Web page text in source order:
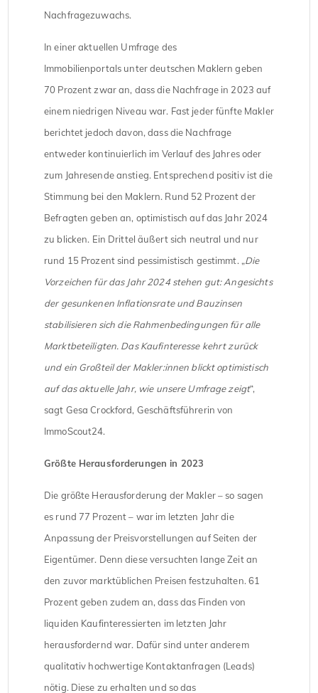
Nachfragezuwachs.
In einer aktuellen Umfrage des
Immobilienportals unter deutschen Maklern geben
70 Prozent zwar an, dass die Nachfrage in 2023 auf
einem niedrigen Niveau war. Fast jeder fünfte Makler
berichtet jedoch davon, dass die Nachfrage
entweder kontinuierlich im Verlauf des Jahres oder
zum Jahresende anstieg. Entsprechend positiv ist die
Stimmung bei den Maklern. Rund 52 Prozent der
Befragten geben an, optimistisch auf das Jahr 2024
zu blicken. Ein Drittel äußert sich neutral und nur
rund 15 Prozent sind pessimistisch gestimmt. „Die
Vorzeichen für das Jahr 2024 stehen gut: Angesichts
der gesunkenen Inflationsrate und Bauzinsen
stabilisieren sich die Rahmenbedingungen für alle
Marktbeteiligten. Das Kaufinteresse kehrt zurück
und ein Großteil der Makler:innen blickt optimistisch
auf das aktuelle Jahr, wie unsere Umfrage zeigt“,
sagt Gesa Crockford, Geschäftsführerin von
ImmoScout24.
Größte Herausforderungen in 2023
Die größte Herausforderung der Makler – so sagen
es rund 77 Prozent – war im letzten Jahr die
Anpassung der Preisvorstellungen auf Seiten der
Eigentümer. Denn diese versuchten lange Zeit an
den zuvor marktüblichen Preisen festzuhalten. 61
Prozent geben zudem an, dass das Finden von
liquiden Kaufinteressierten im letzten Jahr
herausfordernd war. Dafür sind unter anderem
qualitativ hochwertige Kontaktanfragen (Leads)
nötig. Diese zu erhalten und so das